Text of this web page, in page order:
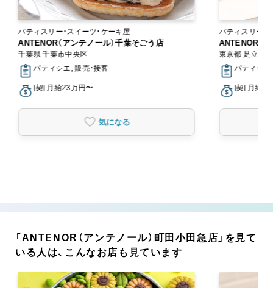
パティスリー・スイーツ・ケーキ屋
ANTENOR（アンテノール）千葉そごう店
千葉県 千葉市中央区
パティシエ, 販売・接客
[契] 月給23万円〜
気になる
パティスリー・
ANTENOR（
東京都 足立区
パティシエ
[契] 月給
「ANTENOR（アンテノール）町田小田急店」を見て
いる人は、こんなお店も見ています